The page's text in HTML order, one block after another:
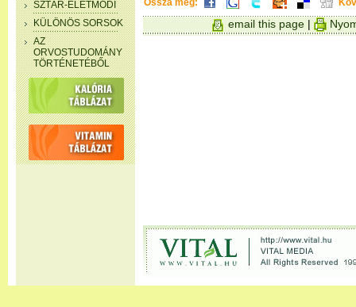
SZTÁR-ÉLETMÓDI
KÜLÖNÖS SORSOK
AZ
ORVOSTUDOMÁNY
TÖRTÉNETÉBŐL
Ossza meg:
email this page |